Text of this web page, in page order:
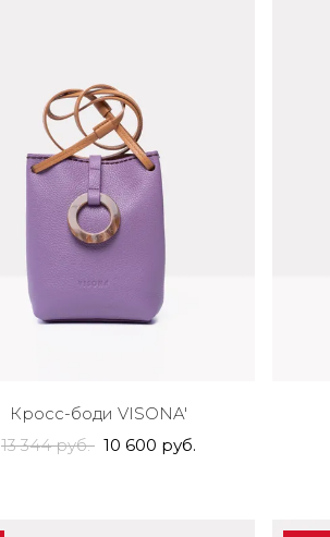
Кросс-боди VISONA'
13 344 руб. 10 600 руб.